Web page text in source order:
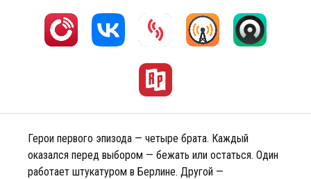
Герои первого эпизода — четыре брата. Каждый
оказался перед выбором — бежать или остаться. Один
работает штукатуром в Берлине. Другой —